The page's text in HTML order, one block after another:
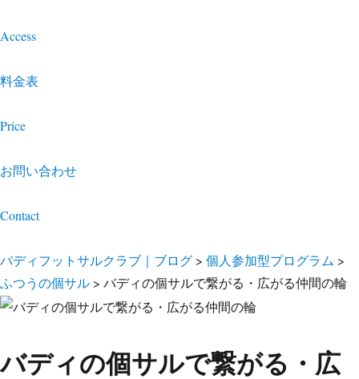
Access
料金表
Price
お問い合わせ
Contact
バディフットサルクラブ｜ブログ > 個人参加型プログラム >
ふつうの個サル > バディの個サルで繋がる・広がる仲間の輪
バディの個サルで繋がる・広